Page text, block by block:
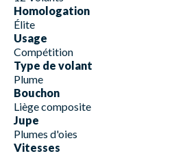
Homologation
Élite
Usage
Compétition
Type de volant
Plume
Bouchon
Liège composite
Jupe
Plumes d'oies
Vitesses